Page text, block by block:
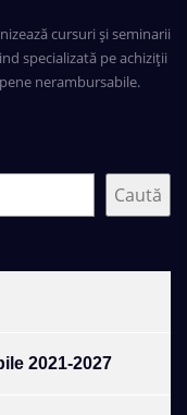
cursuri și seminarii
specializată pe achiziții
nerambursabile.
Caută
2021-2027